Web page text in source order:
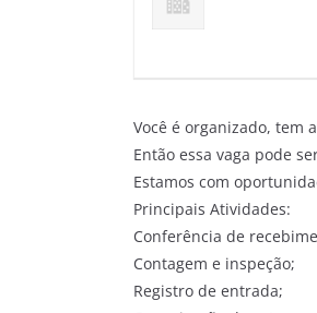
Você é organizado, tem
Então essa vaga pode
Estamos com
Principais Atividades:
Conferência de
Contagem e inspeção;
Registro de entrada;